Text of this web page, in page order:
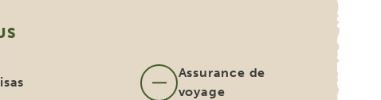
Assurance de
voyage